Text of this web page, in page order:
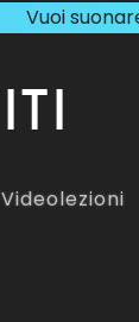
Vuoi
Videolezioni